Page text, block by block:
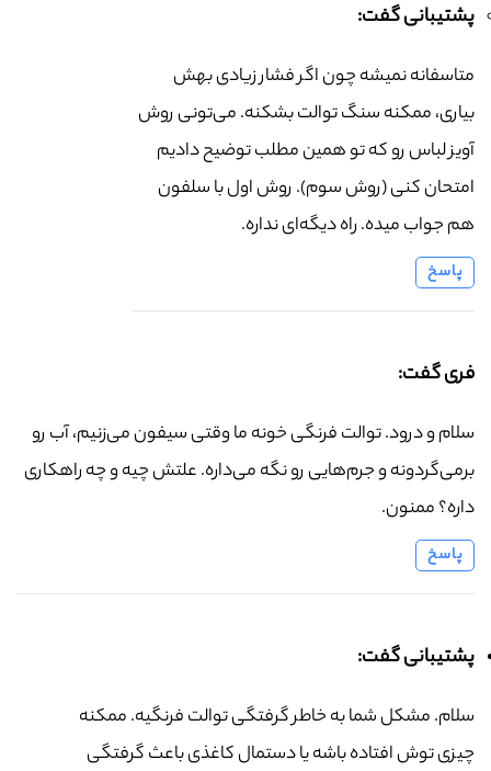
پشتیبانی گفت:
متاسفانه نمیشه چون اگر فشار زیادی بهش
بیاری، ممکنه سنگ توالت بشکنه. می‌تونی روش
آویز لباس رو که تو همین مطلب توضیح دادیم
امتحان کنی (روش سوم). روش اول با سلفون
هم جواب میده. راه دیگه‌ای نداره.
پاسخ
فری گفت:
سلام و درود. توالت فرنگی خونه ما وقتی سیفون می‌زنیم، آب رو
برمی‌گردونه و جرم‌هایی رو نگه می‌داره. علتش چیه و چه راهکاری
داره؟ ممنون.
پاسخ
پشتیبانی گفت:
سلام. مشکل شما به خاطر گرفتگی توالت فرنگیه. ممکنه
چیزی توش افتاده باشه یا دستمال کاغذی باعث گرفتگی